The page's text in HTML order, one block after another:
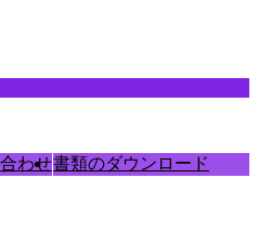
わせ書類のダウンロード